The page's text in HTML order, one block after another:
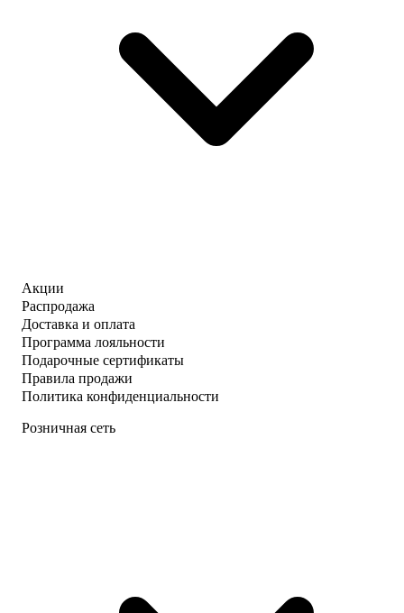
Акции
Распродажа
Доставка и оплата
Программа лояльности
Подарочные сертификаты
Правила продажи
Политика конфиденциальности
Розничная сеть